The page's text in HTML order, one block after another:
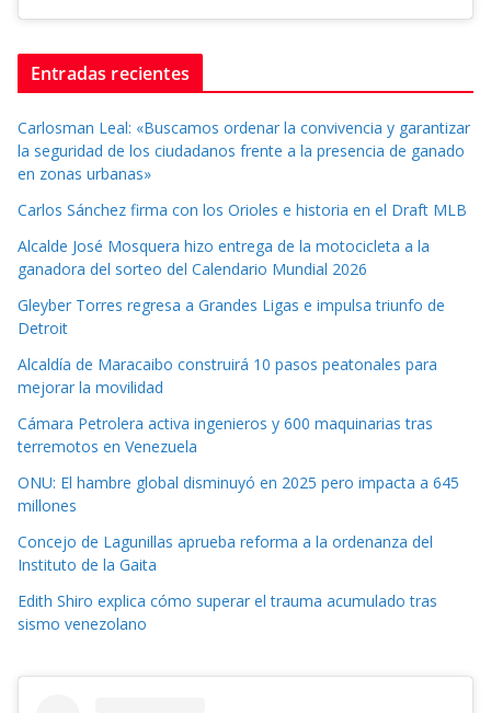
Entradas recientes
Carlosman Leal: «Buscamos ordenar la convivencia y garantizar
la seguridad de los ciudadanos frente a la presencia de ganado
en zonas urbanas»
Carlos Sánchez firma con los Orioles e historia en el Draft MLB
Alcalde José Mosquera hizo entrega de la motocicleta a la
ganadora del sorteo del Calendario Mundial 2026
Gleyber Torres regresa a Grandes Ligas e impulsa triunfo de
Detroit
Alcaldía de Maracaibo construirá 10 pasos peatonales para
mejorar la movilidad
Cámara Petrolera activa ingenieros y 600 maquinarias tras
terremotos en Venezuela
ONU: El hambre global disminuyó en 2025 pero impacta a 645
millones
Concejo de Lagunillas aprueba reforma a la ordenanza del
Instituto de la Gaita
Edith Shiro explica cómo superar el trauma acumulado tras
sismo venezolano